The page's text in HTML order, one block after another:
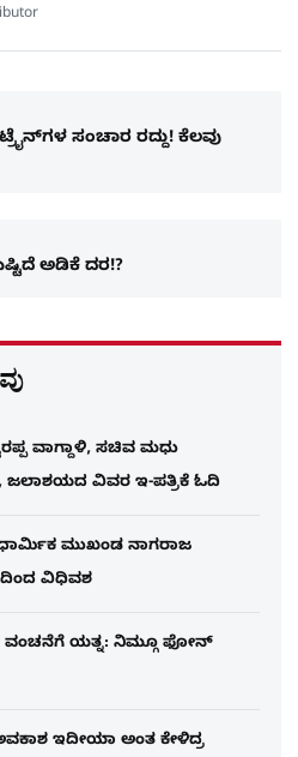
ಸಂಚಾರ ರದ್ದು! ಕೆಲವು
ಅಡಿಕೆ ದರ!?
ವಾಗ್ದಾಳಿ, ಸಚಿವ ಮಧು
ಜಲಾಶಯದ ವಿವರ ಇ-ಪತ್ರಿಕೆ ಓದಿ
ಮುಖಂಡ ನಾಗರಾಜ
ವಿಧಿವಶ
ವಂಚನೆಗೆ ಯತ್ನ: ನಿಮ್ಗೂ ಫೋನ್​
ಇದೀಯಾ ಅಂತ ಕೇಳಿದ್ರ